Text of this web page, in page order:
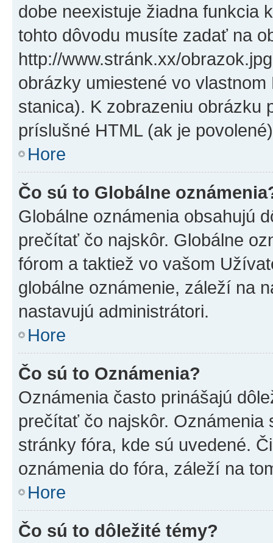
dobe neexistuje žiadna funkcia
tohto dôvodu musíte zadať na
http://www.stránk.xx/
obrázky umiestené vo
stanica). K zobrazeniu obrázku
príslušné HTML (ak je
Hore
Čo sú to Globálne
Globálne oznámenia obsahujú
prečítať čo najskôr. Globálne
fórom a taktiež vo vašom
globálne oznámenie, záleží na
nastavujú administrátori.
Hore
Čo sú to Oznámenia?
Oznámenia často prinášajú
prečítať čo najskôr. Oznámenia
stránky fóra, kde sú uvedené.
oznámenia do fóra, záleží na
Hore
Čo sú to dôležité témy?